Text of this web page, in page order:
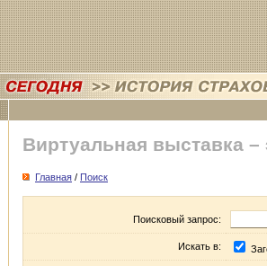
Виртуальная выставка –
Главная / Поиск
Поисковый запрос:
Искать в: